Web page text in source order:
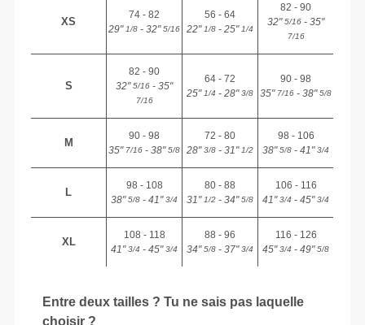
XS
74 - 82
29"1/8 - 32"5/16
56 - 64
22"1/8 - 25"1/4
82 - 90
32"5/16 - 35"
7/16
S
82 - 90
32"5/16 - 35"
7/16
64 - 72
25"1/4 - 28"3/8
90 - 98
35"7/16 - 38"5/8
M
90 - 98
35"7/16 - 38"5/8
72 - 80
28"3/8 - 31"1/2
98 - 106
38"5/8 - 41"3/4
L
98 - 108
38"5/8 - 41"3/4
80 - 88
31"1/2 - 34"5/8
106 - 116
41"3/4 - 45"3/4
XL
108 - 118
41"3/4 - 45"3/4
88 - 96
34"5/8 - 37"3/4
116 - 126
45"3/4 - 49"5/8
Entre deux tailles ? Tu ne sais pas laquelle
choisir ?